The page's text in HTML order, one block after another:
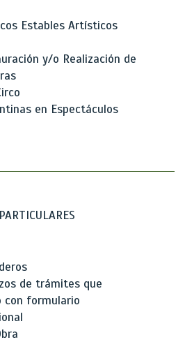
Estables Artísticos
y/o Realización de
en Espectáculos
de trámites que
con formulario